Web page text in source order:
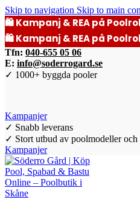
Skip to navigation Skip to main
🛍️ Kampanj & REA på
🛍️ Kampanj & REA på
Tfn: 040-655 05 06
E: info@soderrogard.se
✓ 1000+ byggda pooler
Kampanjer
✓ Snabb leverans
✓ Stort utbud av poolmodeller
Kampanjer